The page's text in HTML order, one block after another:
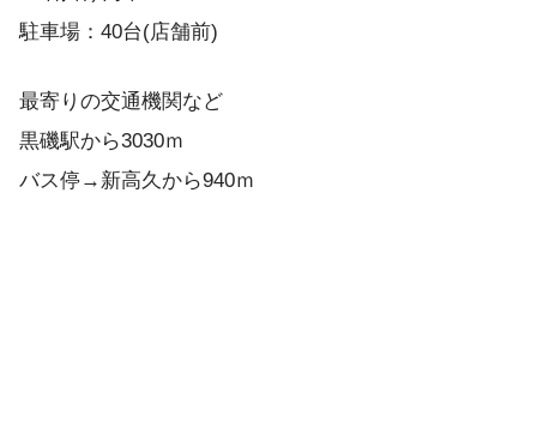
駐車場：40台(店舗前)
最寄りの交通機関など
黒磯駅から3030ｍ
バス停→新高久から940ｍ